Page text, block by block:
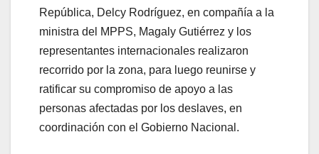
República, Delcy Rodríguez, en compañía a la
ministra del MPPS, Magaly Gutiérrez y los
representantes internacionales realizaron
recorrido por la zona, para luego reunirse y
ratificar su compromiso de apoyo a las
personas afectadas por los deslaves, en
coordinación con el Gobierno Nacional.